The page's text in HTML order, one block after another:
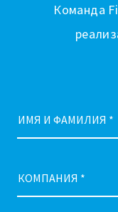
Команда
ИМЯ И ФАМИЛИЯ *
КОМПАНИЯ *